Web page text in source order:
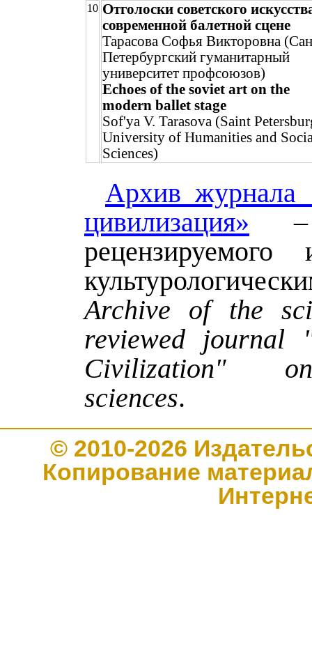
10 Отголоски советского
современной балетной сцене
Тарасова Софья Викторовна
Петербургский гуманитарный
университет профсоюзов)
Echoes of the soviet art on the
modern ballet stage
Sof'ya V. Tarasova (Saint
University of Humanities and
Sciences)
Архив журнала
цивилизация» –
Archive of the
reviewed journal
Civilization"
sciences.
© 2010-2026
Копирование